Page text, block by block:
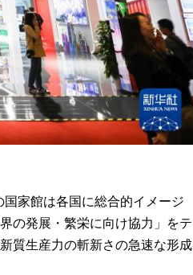
家館は各国に総合的イメージ
の発展・繁栄に向け協力」をテ
質生産力の斬新さの急速な形成